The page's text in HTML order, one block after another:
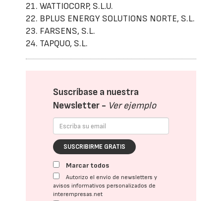
21. WATTIOCORP, S.L.U.
22. BPLUS ENERGY SOLUTIONS NORTE, S.L.
23. FARSENS, S.L.
24. TAPQUO, S.L.
Suscríbase a nuestra
Newsletter - Ver ejemplo
SUSCRIBIRME GRATIS
Marcar todos
Autorizo el envío de newsletters y
avisos informativos personalizados de
interempresas.net